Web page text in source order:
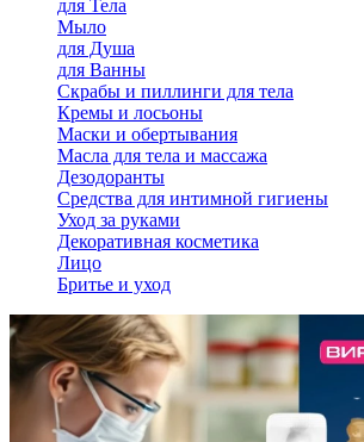
для Тела
Мыло
для Душа
для Ванны
Скрабы и пиллинги для тела
Кремы и лосьоны
Маски и обертывания
Масла для тела и массажа
Дезодоранты
Средства для интимной гигиены
Уход за руками
Декоративная косметика
Лицо
Бритье и уход